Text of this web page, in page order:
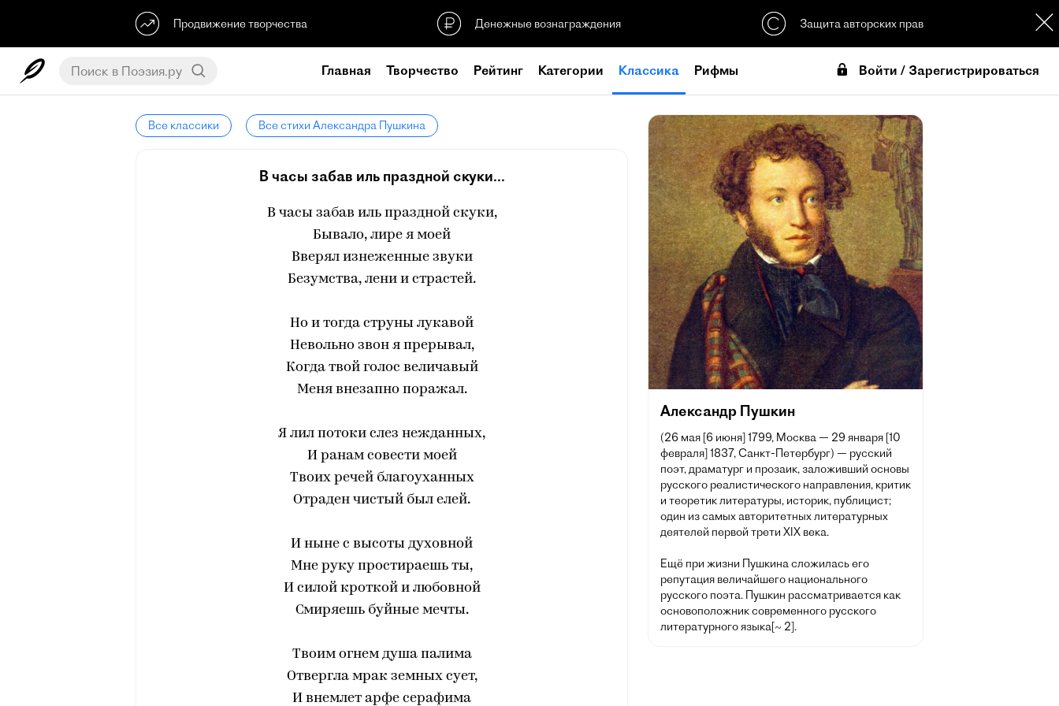
Продвижение творчества Денежные вознаграждения Защита авторских прав
Главная Творчество Рейтинг Категории Классика Рифмы Войти / Зарегистрироваться
Все классики Все стихи Александра Пушкина
В часы забав иль праздной скуки...
В часы забав иль праздной скуки,
Бывало, лире я моей
Вверял изнеженные звуки
Безумства, лени и страстей.
Но и тогда струны лукавой
Невольно звон я прерывал,
Когда твой голос величавый
Меня внезапно поражал.
Я лил потоки слез нежданных,
И ранам совести моей
Твоих речей благоуханных
Отраден чистый был елей.
И ныне с высоты духовной
Мне руку простираешь ты,
И силой кроткой и любовной
Смиряешь буйные мечты.
Твоим огнем душа палима
Отвергла мрак земных сует,
И внемлет арфе серафима
Александр Пушкин
(26 мая [6 июня] 1799, Москва — 29 января [10
февраля] 1837, Санкт-Петербург) — русский
поэт, драматург и прозаик, заложивший основы
русского реалистического направления, критик
и теоретик литературы, историк, публицист;
один из самых авторитетных литературных
деятелей первой трети XIX века.
Ещё при жизни Пушкина сложилась его
репутация величайшего национального
русского поэта. Пушкин рассматривается как
основоположник современного русского
литературного языка[~ 2].